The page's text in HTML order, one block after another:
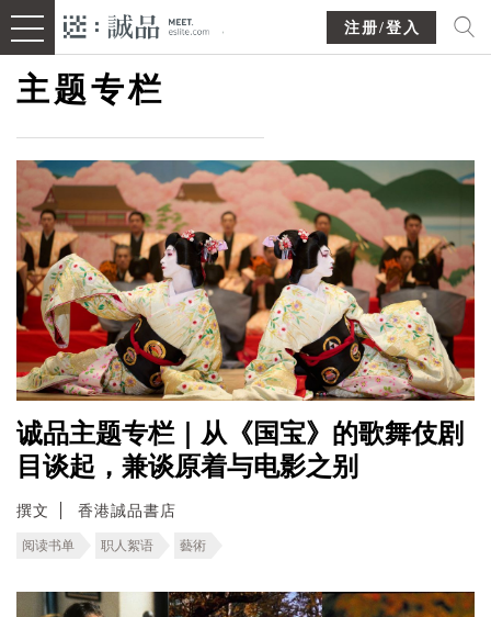
注册/登入
主题专栏
诚品主题专栏｜从《国宝》的歌舞伎剧
目谈起，兼谈原着与电影之别
撰文 香港誠品書店
阅读书单 职人絮语 藝術